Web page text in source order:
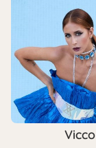
Vicco